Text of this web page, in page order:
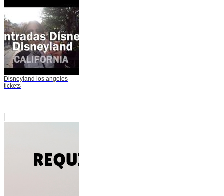
Disneyland los angeles
tickets